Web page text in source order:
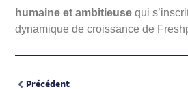
humaine et ambitieuse qui
dynamique de croissance de
Précédent